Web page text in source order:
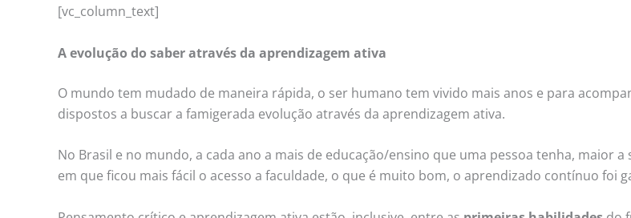
[vc_column_text]
A evolução do saber através da aprendizagem ativa
O mundo tem mudado de maneira rápida, o ser humano tem vivido mais anos e para
dispostos a buscar a famigerada evolução através da aprendizagem ativa.
No Brasil e no mundo, a cada ano a mais de educação/ensino que uma pessoa tenha, maior
em que ficou mais fácil o acesso a faculdade, o que é muito bom, o aprendizado contínuo